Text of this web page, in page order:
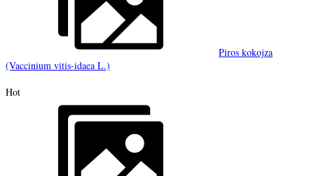
Piros kokojza
(Vaccinium vitis-idaea L.)
Hot